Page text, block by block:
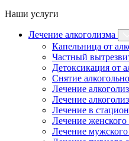
Наши услуги
Лечение алкоголизма
Капельница от
Частный
Детоксикация от
Снятие
Лечение
Лечение
Лечение в
Лечение женского
Лечение мужского